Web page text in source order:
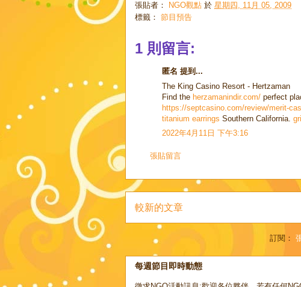
張貼者： NGO觀點 於 星期四, 11月 05, 2009
標籤： 節目預告
1 則留言:
匿名 提到...
The King Casino Resort - Hertzaman
Find the herzamanindir.com/ perfect
https://septcasino.com/review/merit-
titanium earrings Southern California.
2022年4月11日 下午3:16
張貼留言
較新的文章
訂閱：
每週節目即時動態